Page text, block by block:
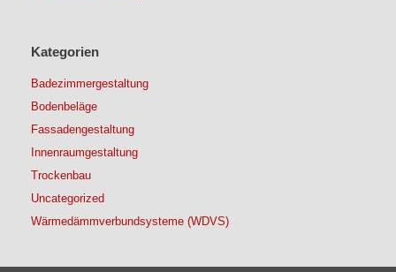
Kategorien
Badezimmergestaltung
Bodenbeläge
Fassadengestaltung
Innenraumgestaltung
Trockenbau
Uncategorized
Wärmedämmverbundsysteme (WDVS)